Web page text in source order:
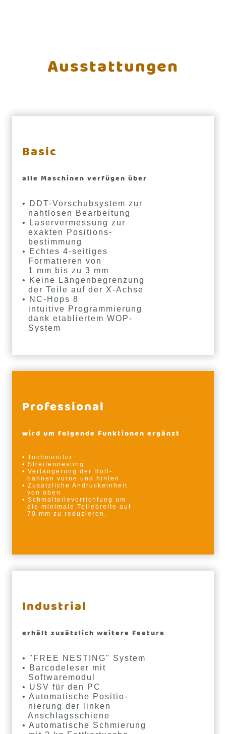
Ausstattungen
Basic
alle Maschinen verfügen über
• DDT-Vorschubsystem zur
nahtlosen Bearbeitung
• Laservermessung zur
exakten Positions-
bestimmung
• Echtes 4-seitiges
Formatieren von
1 mm bis zu 3 mm
• Keine Längenbegrenzung
der Teile auf der X-Achse
• NC-Hops 8
intuitive Programmierung
dank etabliertem WOP-
System
Professional
wird um folgende Funktionen ergänzt
• Tochmonitor
• Streifennesting
• Verlängerung der Roll-
bahnen vorne und hinten
• Zusätzliche Andruckeinheit
von oben
• Schmalteilevorrichtung um
die minimale Teilebreite auf
70 mm zu reduzieren.
Industrial
erhält zusätzlich weitere Feature
• "FREE NESTING" System
• Barcodeleser mit
Softwaremodul
• USV für den PC
• Automatische Positio-
nierung der linken
Anschlagsschiene
• Automatische Schmierung